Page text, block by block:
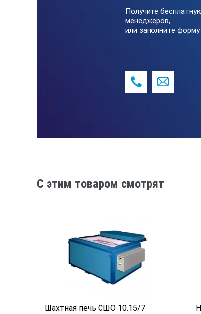
Однородность
Разрешение контрольной
Отверстие доступа
Материал узлов,
Электропитание
Объем
Размер
Получите
менеджеров,
или заполните
C этим товаром смотрят
Шахтная печь СШО 10.15/7